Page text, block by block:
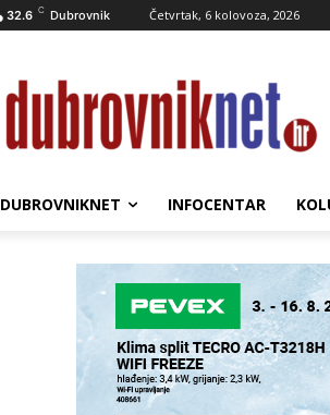
32.6 C Dubrovnik Četvrtak, 6 kolovoza, 2026
DUBROVNIKNET INFOCENTAR